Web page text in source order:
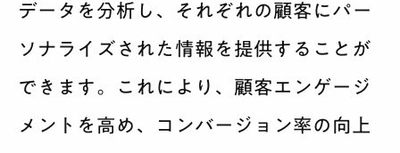
データを分析し、それぞれの顧客にパー
ソナライズされた情報を提供することが
できます。これにより、顧客エンゲージ
メントを高め、コンバージョン率の向上